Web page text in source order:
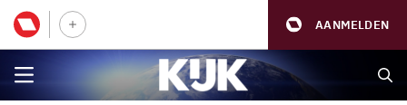
AANMELDEN